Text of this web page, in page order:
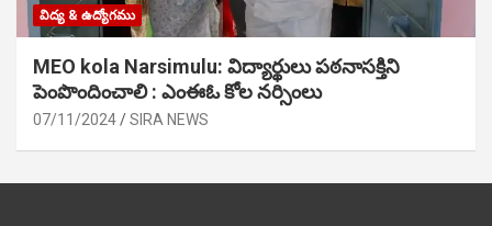
విద్య & ఉద్యోగము
MEO kola Narsimulu: విద్యార్థులు పఠ‌నాసక్తిని
పెంపొందించాలి : ఎంఈఓ కోల నర్సింలు
07/11/2024 SIRA NEWS